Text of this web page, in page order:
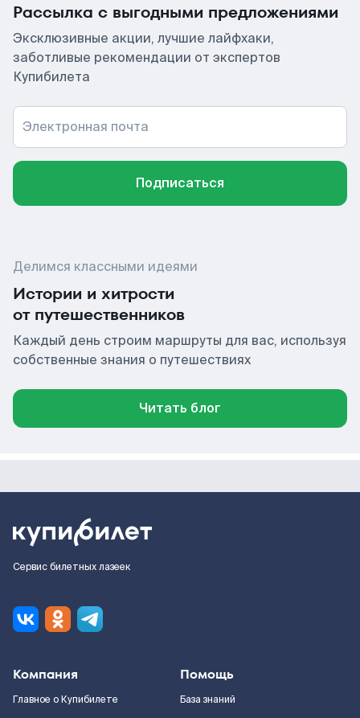
Рассылка с выгодными предложениями
Эксклюзивные акции, лучшие лайфхаки,
заботливые рекомендации от экспертов
Купибилета
Электронная почта
Подписаться
Делимся классными идеями
Истории и хитрости
от путешественников
Каждый день строим маршруты для вас, используя
собственные знания о путешествиях
Читать блог
Сервис билетных лазеек
Компания
Главное о Купибилете
Помощь
База знаний